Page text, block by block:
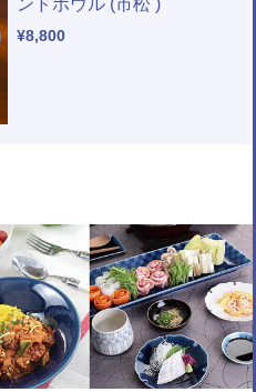
ンドボウル (市松 )
¥8,800